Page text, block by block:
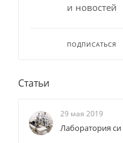
и новостей
ПОДПИСАТЬСЯ
Статьи
29 мая 2019
Лаборатория си